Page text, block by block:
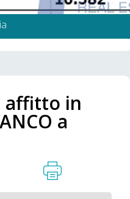
affitto in
a